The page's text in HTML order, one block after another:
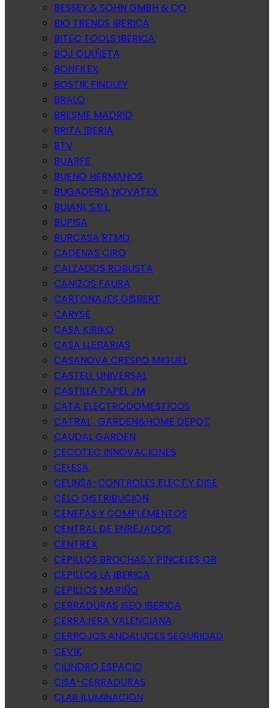
BESSEY & SOHN GMBH & CO
BIO TRENDS IBERICA
BITEC TOOLS IBERICA.
BOJ OLAÑETA
BONFILEX
BOSTIK FINDLEY
BRALO
BRESME MADRID
BRITA IBERIA
BTV
BUARFE
BUENO HERMANOS
BUGADERIA NOVATEX
BUIANI, S.R.L.
BUPISA
BURCASA RTMD
CADENAS CIRO
CALZADOS ROBUSTA
CANIZOS FAURA
CARTONAJES GISBERT
CARYSE
CASA KIRIKO
CASA LLEBARIAS
CASANOVA CRESPO MIGUEL
CASTELL UNIVERSAL
CASTILLA PAPEL JM
CATA ELECTRODOMESTICOS
CATRAL , GARDEN&HOME DEPOT
CAUDAL GARDEN
CECOTEC INNOVACIONES
CELESA
CELINSA-CONTROLES ELECT.Y DISE
CELO DISTRIBUCION
CENEFAS Y COMPLEMENTOS
CENTRAL DE ENREJADOS
CENTREX
CEPILLOS BROCHAS Y PINCELES OR
CEPILLOS LA IBERICA
CEPILLOS MARIÑO
CERRADURAS ISEO IBERICA
CERRAJERA VALENCIANA
CERROJOS ANDALUCES SEGURIDAD
CEVIK
CILINDRO ESPACIO
CISA-CERRADURAS
CLAR ILUMINACION